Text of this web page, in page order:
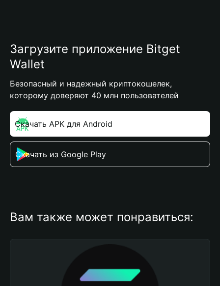
Загрузите приложение Bitget
Wallet
Безопасный и надежный криптокошелек,
которому доверяют 40 млн пользователей
Скачать APK для Android
Скачать из Google Play
Вам также может понравиться: